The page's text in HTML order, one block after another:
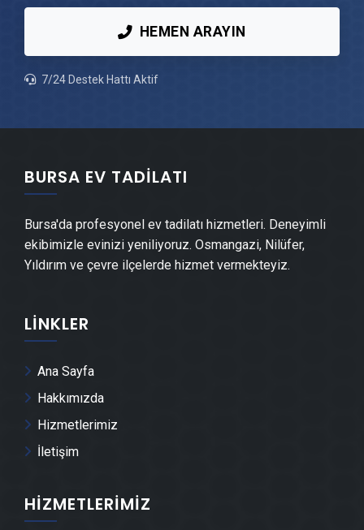
Nilüfer Peyzaj Hizmetleri
Nilüfer Mantolama Ustası
Nilüfer Alçıpan Ustası
Nilüfer Şap Ustası
Nilüfer Kepenk & Panjur Montajı
Nilüfer Dolap & Mobilya İmalatı
HEMEN ARAYIN
7/24 Destek Hattı Aktif
BURSA EV TADILATI
Bursa'da profesyonel ev tadilatı hizmetleri. Deneyimli
ekibimizle evinizi yeniliyoruz. Osmangazi, Nilüfer,
Yıldırım ve çevre ilçelerde hizmet vermekteyiz.
LINKLER
Ana Sayfa
Hakkımızda
Hizmetlerimiz
İletişim
HIZMETLERIMIZ